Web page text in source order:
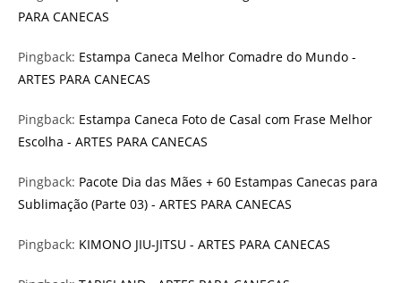
PARA CANECAS
Pingback: Estampa Caneca Melhor Comadre do Mundo -
ARTES PARA CANECAS
Pingback: Estampa Caneca Foto de Casal com Frase Melhor
Escolha - ARTES PARA CANECAS
Pingback: Pacote Dia das Mães + 60 Estampas Canecas para
Sublimação (Parte 03) - ARTES PARA CANECAS
Pingback: KIMONO JIU-JITSU - ARTES PARA CANECAS